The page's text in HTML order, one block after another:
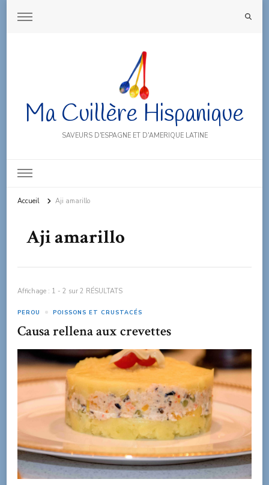
Ma Cuillère Hispanique
SAVEURS D'ESPAGNE ET D'AMERIQUE LATINE
Accueil Aji amarillo
Aji amarillo
Affichage : 1 - 2 sur 2 RÉSULTATS
PEROU POISSONS ET CRUSTACÉS
Causa rellena aux crevettes